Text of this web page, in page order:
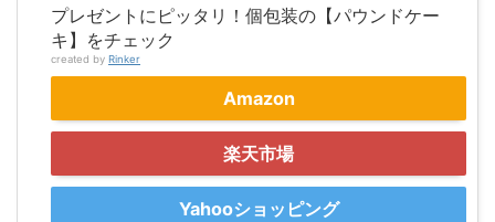
プレゼントにピッタリ！個包装の【パウンドケー
キ】をチェック
created by Rinker
Amazon
楽天市場
Yahooショッピング